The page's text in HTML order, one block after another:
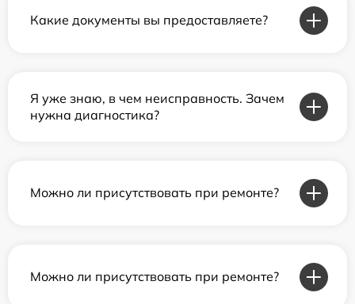
Какие документы вы предоставляете?
Я уже знаю, в чем неисправность. Зачем
нужна диагностика?
Можно ли присутствовать при ремонте?
Можно ли присутствовать при ремонте?